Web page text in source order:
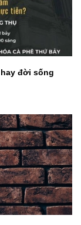
đời sống